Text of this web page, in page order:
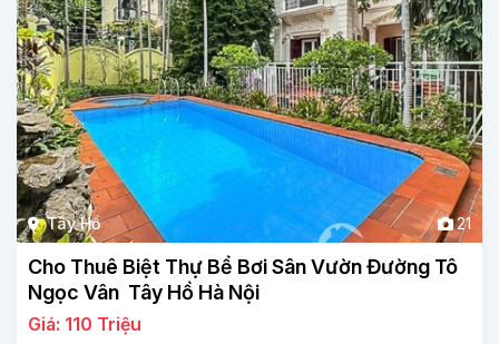
Tây Hồ 21
Cho Thuê Biệt Thự Bể Bơi Sân Vườn Đường Tô
Ngọc Vân Tây Hồ Hà Nội
Giá: 110 Triệu